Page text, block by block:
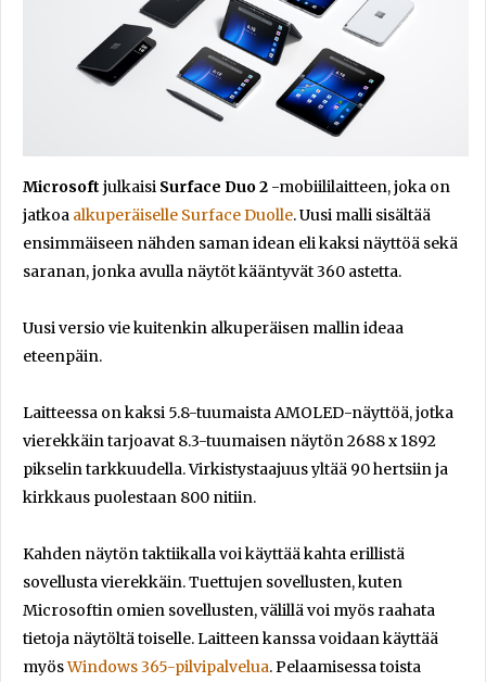
Microsoft julkaisi Surface Duo 2 -mobiililaitteen, joka on
jatkoa alkuperäiselle Surface Duolle. Uusi malli sisältää
ensimmäiseen nähden saman idean eli kaksi näyttöä sekä
saranan, jonka avulla näytöt kääntyvät 360 astetta.
Uusi versio vie kuitenkin alkuperäisen mallin ideaa
eteenpäin.
Laitteessa on kaksi 5.8-tuumaista AMOLED-näyttöä, jotka
vierekkäin tarjoavat 8.3-tuumaisen näytön 2688 x 1892
pikselin tarkkuudella. Virkistystaajuus yltää 90 hertsiin ja
kirkkaus puolestaan 800 nitiin.
Kahden näytön taktiikalla voi käyttää kahta erillistä
sovellusta vierekkäin. Tuettujen sovellusten, kuten
Microsoftin omien sovellusten, välillä voi myös raahata
tietoja näytöltä toiselle. Laitteen kanssa voidaan käyttää
myösWindows 365-pilvipalvelua. Pelaamisessa toista